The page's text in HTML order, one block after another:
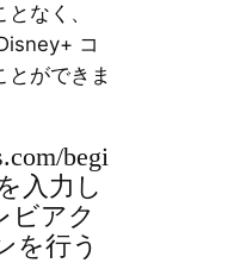
なく、
コ
とができま
begi
入力し
ビアク
を行う